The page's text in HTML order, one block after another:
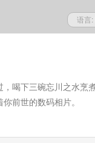
语言:
喝下三碗忘川之水烹
前世的数码相片。